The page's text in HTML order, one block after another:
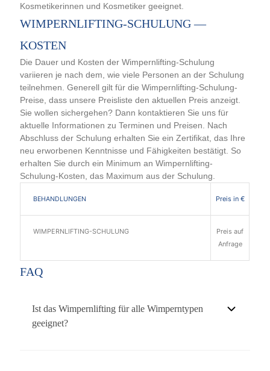
Kosmetikerinnen und Kosmetiker geeignet.
WIMPERNLIFTING-SCHULUNG —
KOSTEN
Die Dauer und Kosten der Wimpernlifting-Schulung
variieren je nach dem, wie viele Personen an der Schulung
teilnehmen. Generell gilt für die Wimpernlifting-Schulung-
Preise, dass unsere Preisliste den aktuellen Preis anzeigt.
Sie wollen sichergehen? Dann kontaktieren Sie uns für
aktuelle Informationen zu Terminen und Preisen. Nach
Abschluss der Schulung erhalten Sie ein Zertifikat, das Ihre
neu erworbenen Kenntnisse und Fähigkeiten bestätigt. So
erhalten Sie durch ein Minimum an Wimpernlifting-
Schulung-Kosten, das Maximum aus der Schulung.
BEHANDLUNGEN Preis in €
WIMPERNLIFTING-SCHULUNG
Preis auf
Anfrage
FAQ
Ist das Wimpernlifting für alle Wimperntypen
geeignet?